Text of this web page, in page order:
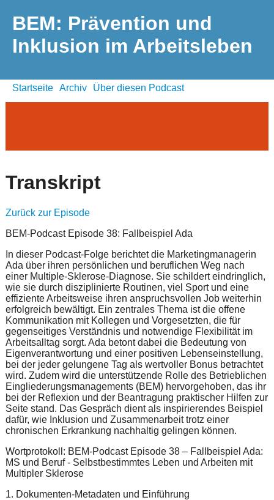
BEM: Prävention und
Inklusion im Arbeitsleben
Startseite Archiv Über diesen Podcast
Transkript
Zurück zur Episode
BEM-Podcast Episode 38: Fallbeispiel Ada
In dieser Podcast-Folge berichtet die Marketingmanagerin
Ada über ihren persönlichen und beruflichen Weg nach
einer Multiple-Sklerose-Diagnose. Sie schildert eindringlich,
wie sie durch disziplinierte Routinen, viel Sport und eine
effiziente Arbeitsweise ihren anspruchsvollen Job weiterhin
erfolgreich bewältigt. Ein zentrales Thema ist die offene
Kommunikation mit Kollegen und Vorgesetzten, die für
gegenseitiges Verständnis und notwendige Flexibilität im
Arbeitsalltag sorgt. Ada betont dabei die Bedeutung von
Eigenverantwortung und einer positiven Lebenseinstellung,
bei der jeder gelungene Tag als wertvoller Bonus betrachtet
wird. Zudem wird die unterstützende Rolle des Betrieblichen
Eingliederungsmanagements (BEM) hervorgehoben, das ihr
bei der Reflexion und der Beantragung praktischer Hilfen zur
Seite stand. Das Gespräch dient als inspirierendes Beispiel
dafür, wie Inklusion und Zusammenarbeit trotz einer
chronischen Erkrankung nachhaltig gelingen können.
Wortprotokoll: BEM-Podcast Episode 38 – Fallbeispiel Ada:
MS und Beruf - Selbstbestimmtes Leben und Arbeiten mit
Multipler Sklerose
1. Dokumenten-Metadaten und Einführung